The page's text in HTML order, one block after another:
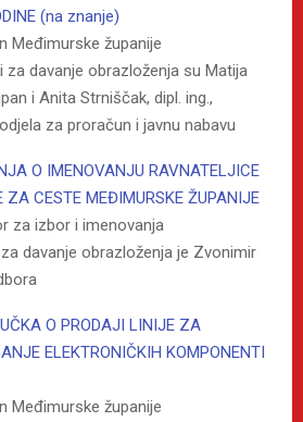
(na znanje)
Međimurske županije
za davanje obrazloženja su Matija
i Anita Strniščak, dipl. ing.,
za proračun i javnu nabavu
O IMENOVANJU RAVNATELJICE
ZA CESTE MEĐIMURSKE ŽUPANIJE
za izbor i imenovanja
davanje obrazloženja je Zvonimir
O PRODAJI LINIJE ZA
ELEKTRONIČKIH KOMPONENTI
Međimurske županije